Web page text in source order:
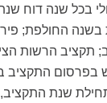
לפרסם עד לתאריך 1
החולפת;
תקציב הרשות
בפרסום התקציב
שנת התקציב,